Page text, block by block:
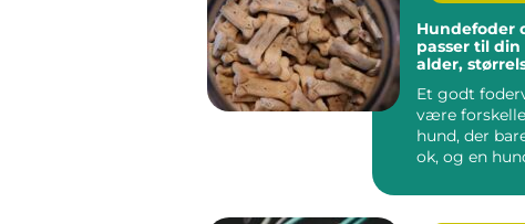
Hundefoder
passer til
alder,
Et godt
være
hund, der
ok, og en